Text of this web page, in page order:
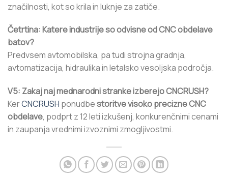
značilnosti, kot so krila in luknje za zatiče.
Četrtina: Katere industrije so odvisne od CNC obdelave
batov?
Predvsem avtomobilska, pa tudi strojna gradnja,
avtomatizacija, hidraulika in letalsko vesoljska področja.
V5: Zakaj naj mednarodni stranke izberejo CNCRUSH?
KerCNCRUSH ponudbestoritve visoko precizne CNC
obdelave, podprt z 12 leti izkušenj, konkurenčnimi cenami
in zaupanja vrednimi izvoznimi zmogljivostmi.